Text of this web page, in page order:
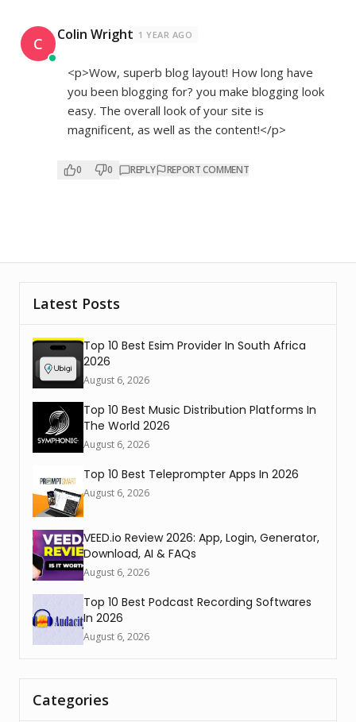
C Colin Wright 1 YEAR AGO
<p>Wow, superb blog layout! How long have
you been blogging for? you make blogging look
easy. The overall look of your site is
magnificent, as well as the content!</p>
0 0 REPLY REPORT COMMENT
Latest Posts
Top 10 Best Esim Provider In South Africa
2026
August 6, 2026
Top 10 Best Music Distribution Platforms In
The World 2026
August 6, 2026
Top 10 Best Teleprompter Apps In 2026
August 6, 2026
VEED.io Review 2026: App, Login, Generator,
Download, AI & FAQs
August 6, 2026
Top 10 Best Podcast Recording Softwares
In 2026
August 6, 2026
Categories